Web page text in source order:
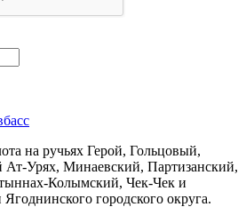
на ручьях Герой, Гольцовый,
Урях, Минаевский, Партизанский,
Колымский, Чек-Чек и
городского округа.